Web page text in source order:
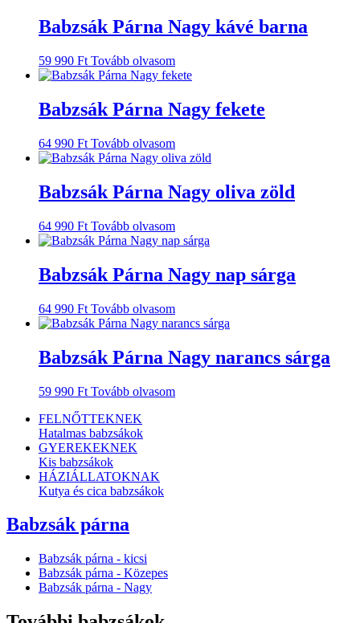
Babzsák Párna Nagy kávé barna
59 990 Ft Tovább olvasom
Babzsák Párna Nagy fekete
64 990 Ft Tovább olvasom
Babzsák Párna Nagy oliva zöld
64 990 Ft Tovább olvasom
Babzsák Párna Nagy nap sárga
64 990 Ft Tovább olvasom
Babzsák Párna Nagy narancs sárga
59 990 Ft Tovább olvasom
FELNŐTTEKNEK
Hatalmas babzsákok
GYEREKEKNEK
Kis babzsákok
HÁZIÁLLATOKNAK
Kutya és cica babzsákok
Babzsák párna
Babzsák párna - kicsi
Babzsák párna - Közepes
Babzsák párna - Nagy